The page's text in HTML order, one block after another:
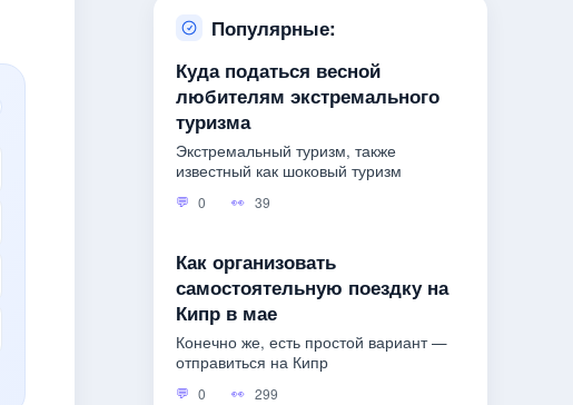
Популярные:
Куда податься весной
любителям экстремального
туризма
Экстремальный туризм, также
известный как шоковый туризм
0 39
Как организовать
самостоятельную поездку на
Кипр в мае
Конечно же, есть простой вариант —
отправиться на Кипр
0 299